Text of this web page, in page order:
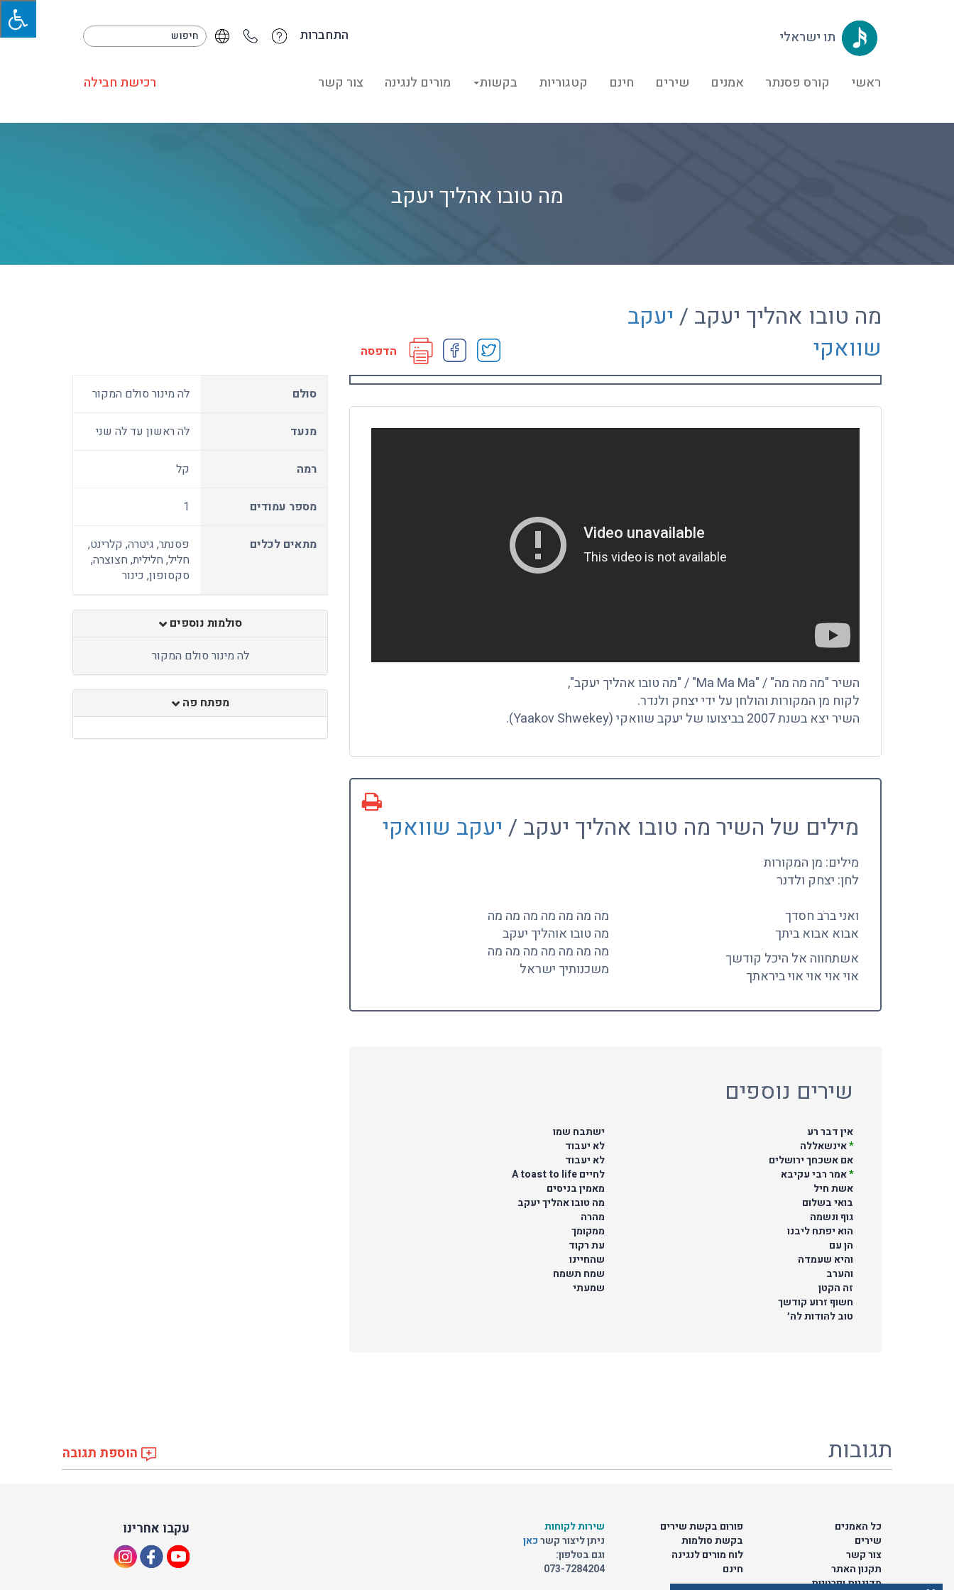
התחברות תו ישראלי
ראשי קורס פסנתר אמנים שירים חינם קטגוריות בקשות מורים לנגינה צור קשר רכישת חבילה
מה טובו אהליך יעקב
מה טובו אהליך יעקב / יעקב
שוואקי
הדפסה
סולם לה מינור סולם המקור
מנעד לה ראשון עד לה שני
רמה קל
מספר עמודים 1
מתאים לכלים
פסנתר, גיטרה, קלרינט,
חליל, חלילית, חצוצרה,
סקסופון, כינור
סולמות נוספים
לה מינור סולם המקור
מפתח פה
השיר "מה מה מה" / "Ma Ma Ma" / "מה טובו אהליך יעקב",
לקוח מן המקורות והולחן על ידי יצחק ולנדר.
השיר יצא בשנת 2007 בביצועו של יעקב שוואקי (Yaakov Shwekey).
מילים של השיר מה טובו אהליך יעקב / יעקב שוואקי
מילים: מן המקורות
לחן: יצחק ולדנר
ואני ברֹב חסדך
אבוא אבוא ביתך
אשתחווה אל היכל קודשך
אוי אוי אוי אוי ביראתך
מה מה מה מה מה מה מה
מה טובו אוהליך יעקב
מה מה מה מה מה מה מה
משכנותיך ישראל
שירים נוספים
ישתבח שמו
לא יעבוד
לא יעבוד
לחיים A toast to life
מאמין בניסים
מה טובו אהליך יעקב
מהרה
ממקומך
עת רקוד
שהחיינו
שמח תשמח
שמעתי
אין דבר רע
*אינשאללה
אם אשכחך ירושלים
*אמר רבי עקיבא
אשת חיל
בואי בשלום
גוף ונשמה
הוא יפתח ליבנו
הן עם
והיא שעמדה
והערב
זה הקטן
חשוף זרוע קודשך
טוב להודות לה׳
תגובות הוספת תגובה
עקבו אחרינו
שירות לקוחות
ניתן ליצור קשרכאן
וגם בטלפון:
073-7284204
פורום בקשת שירים
בקשת סולמות
לוח מורים לנגינה
חינם
כל האמנים
שירים
צור קשר
תקנון האתר
מדיניות ופרטיות